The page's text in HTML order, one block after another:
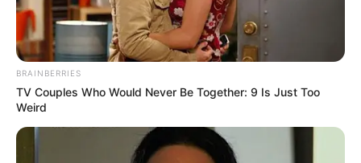
BRAINBERRIES
TV Couples Who Would Never Be Together: 9 Is Just Too
Weird